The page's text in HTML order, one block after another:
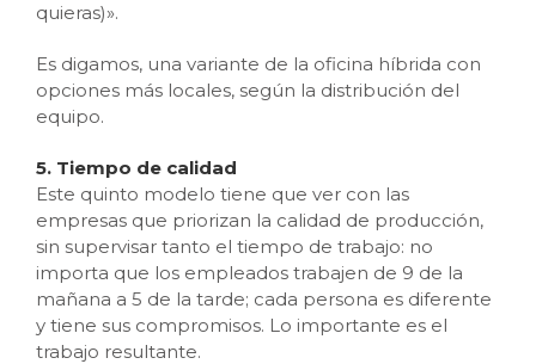
quieras)».
Es digamos, una variante de la oficina híbrida con
opciones más locales, según la distribución del
equipo.
5. Tiempo de calidad
Este quinto modelo tiene que ver con las
empresas que priorizan la calidad de producción,
sin supervisar tanto el tiempo de trabajo: no
importa que los empleados trabajen de 9 de la
mañana a 5 de la tarde; cada persona es diferente
y tiene sus compromisos. Lo importante es el
trabajo resultante.